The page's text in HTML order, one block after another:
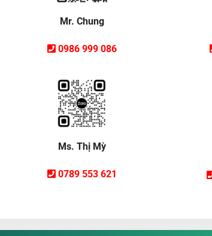
Mr. Chung
0986 999 086
Ms. Thị Mỳ
0789 553 621